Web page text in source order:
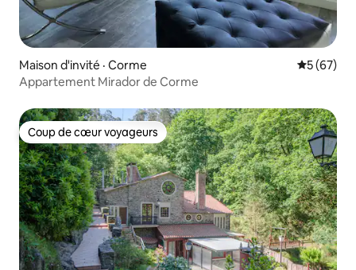
Maison d'invité · Corme Note
5 (67)
Appartement Mirador de Corme
Coup de cœur voyageurs
Coup de cœur voyageurs